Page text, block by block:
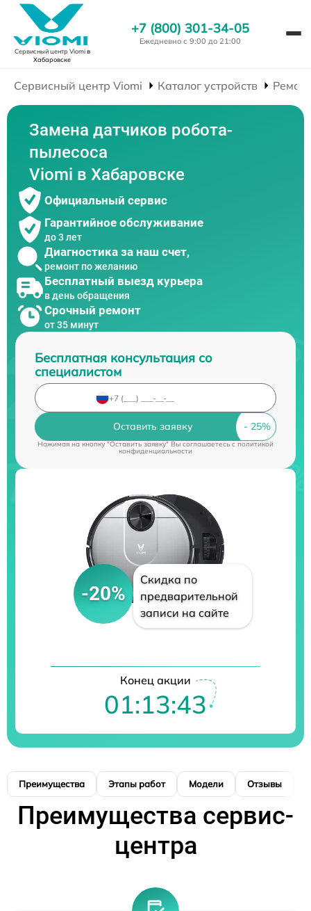
Сервисный центр Viomiв
Хабаровске
+7 (800) 301-34-05
Ежедневно с 9:00 до 21:00
Сервисный центр Viomi Каталог устройств
Замена датчиков робота-
пылесоса
Viomi в Хабаровске
Официальный сервис
Гарантийное обслуживание
до 3 лет
Диагностика за наш счет,
ремонт по желанию
Бесплатный выезд курьера
в день обращения
Срочный ремонт
от 35 минут
Бесплатная консультация со
специалистом
Оставить заявку
Нажимая на кнопку "Оставить заявку" Вы соглашаетесь cполитикой
конфиденциальности
-20%
Скидка по
предварительной
записи на сайте
Конец акции
01:13:42
Преимущества Этапы работ Модели Отзывы
Преимущества сервис-
центра